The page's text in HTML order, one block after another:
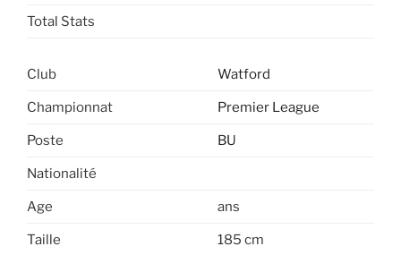
Total Stats
Club Watford
Championnat Premier League
Poste BU
Nationalité
Age ans
Taille 185 cm